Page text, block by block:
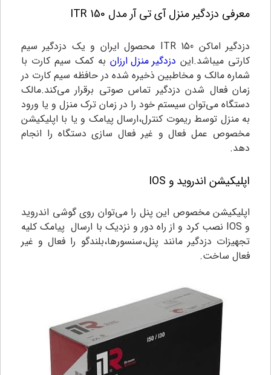
معرفی دزدگیر منزل آی تی آر مدل 150 ITR
دزدگیر اماکن ITR 150 محصول ایران و یک دزدگیر سیم
کارتی میباشد.این دزدگیر منزل ارزان به کمک سیم کارت با
شماره مالک و مخاطبین ذخیره شده در حافظه سیم کارت در
زمان فعال شدن دزدگیر تماس صوتی برقرار می‌کند.مالک
دستگاه می‌توان سیستم خود را در زمان ترک منزل و یا ورود
به منزل توسط ریموت کنترل،ارسال پیامک و یا با اپلیکیشن
مخصوص عمل فعال و غیر فعال سازی دستگاه را انجام
دهد.
اپلیکیشن اندروید و IOS
اپلیکیشن مخصوص این پنل را می‌توان روی گوشی اندروید
و IOS نصب کرد و از راه دور و نزدیک با ارسال پیامک کلیه
تجهیزات دزدگیر مانند پنل،سنسورها،بلندگو را فعال و غیر
فعال ساخت.